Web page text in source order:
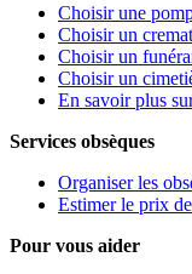
Choisir une
Choisir un
Choisir un
Choisir un
En savoir plus
Services obsèques
Organiser les
Estimer le prix
Pour vous aider